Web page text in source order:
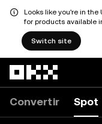
Looks like you're in
for products available
Switch site
Convertir Spot